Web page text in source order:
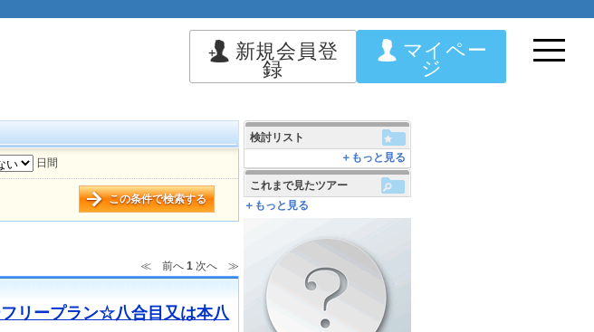
新規会員登
録
マイペー
ジ
日間
この条件で検索する
≪ 前へ 1 次へ ≫
リープラン☆八合目又は本八
検討リスト
＋もっと見る
これまで見たツアー
＋もっと見る